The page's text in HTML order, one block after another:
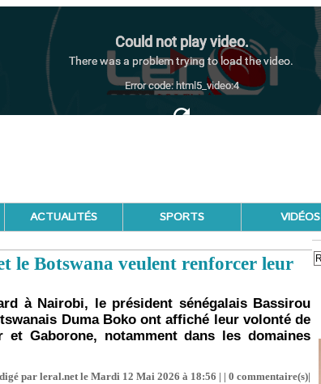
ACTUALITÉS SPORTS VIDÉOS
le Botswana veulent renforcer leur
à Nairobi, le président sénégalais Bassirou
Duma Boko ont affiché leur volonté de
Gaborone, notamment dans les domaines
par leral.net le Mardi 12 Mai 2026 à 18:56 | | 0 commentaire(s)|